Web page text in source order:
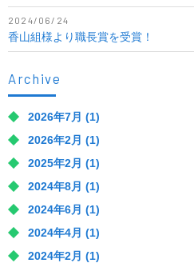
2024/06/24
香山組様より職長賞を受賞！
Archive
2026年7月 (1)
2026年2月 (1)
2025年2月 (1)
2024年8月 (1)
2024年6月 (1)
2024年4月 (1)
2024年2月 (1)